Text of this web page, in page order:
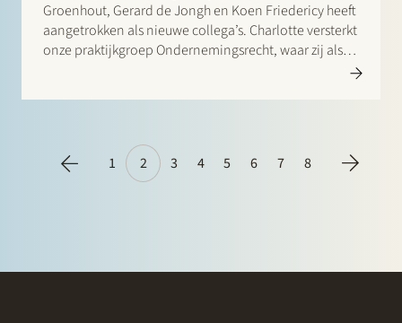
Groenhout, Gerard de Jongh en Koen Friedericy heeft
aangetrokken als nieuwe collega’s. Charlotte versterkt
onze praktijkgroep Ondernemingsrecht, waar zij als
ondernemingsrechtelijke…
1 2 3 4 5 6 7 8